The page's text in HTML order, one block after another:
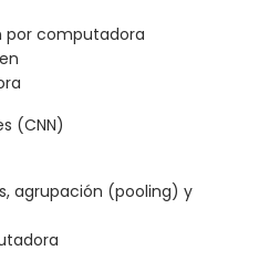
por computadora
(CNN)
agrupación (pooling) y